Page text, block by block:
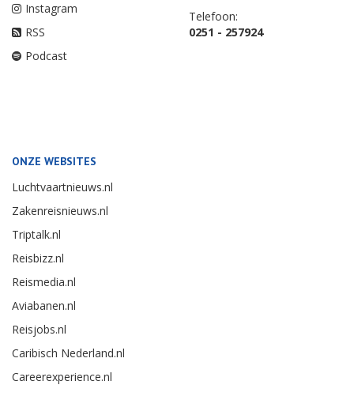
Instagram
RSS
Podcast
Telefoon:
0251 - 257924
ONZE WEBSITES
Luchtvaartnieuws.nl
Zakenreisnieuws.nl
Triptalk.nl
Reisbizz.nl
Reismedia.nl
Aviabanen.nl
Reisjobs.nl
Caribisch Nederland.nl
Careerexperience.nl